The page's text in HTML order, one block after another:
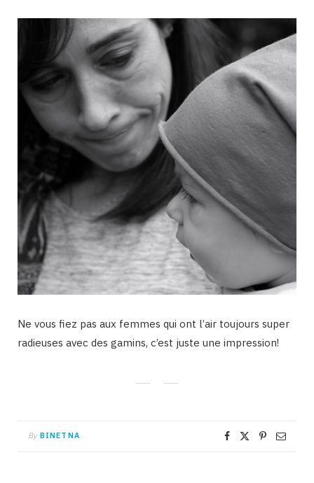
Ne vous fiez pas aux femmes qui ont l’air toujours super
radieuses avec des gamins, c’est juste une impression!
By BINETNA